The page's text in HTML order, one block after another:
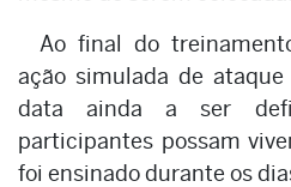
Ao final do
ação simulada de
data ainda a ser
participantes possam
foi ensinado durante os